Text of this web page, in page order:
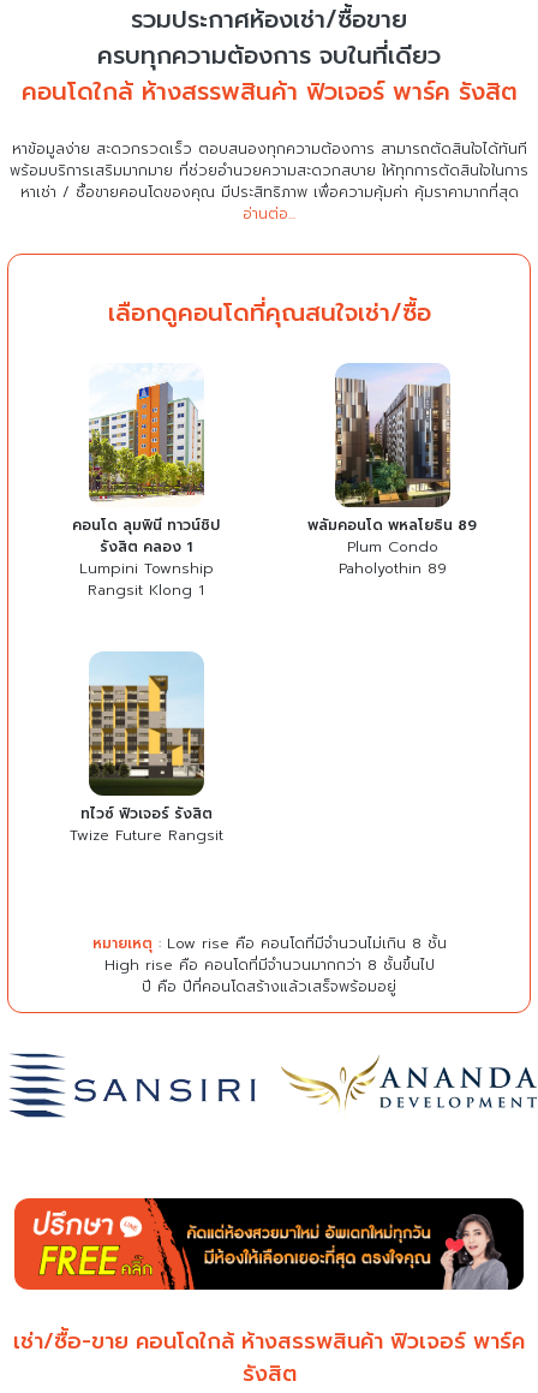
รวมประกาศห้องเช่า/ซื้อขาย
ครบทุกความต้องการ จบในที่เดียว
คอนโดใกล้ ห้างสรรพสินค้า ฟิวเจอร์ พาร์ค รังสิต
หาข้อมูลง่าย สะดวกรวดเร็ว ตอบสนองทุกความต้องการ สามารถตัดสินใจได้ทันที
พร้อมบริการเสริมมากมาย ที่ช่วยอำนวยความสะดวกสบาย ให้ทุกการตัดสินใจในการ
หาเช่า / ซื้อขายคอนโดของคุณ มีประสิทธิภาพ เพื่อความคุ้มค่า คุ้มราคามากที่สุด
อ่านต่อ...
เลือกดูคอนโดที่คุณสนใจเช่า/ซื้อ
คอนโด ลุมพินี ทาวน์ชิป
รังสิต คลอง 1
Lumpini Township
Rangsit Klong 1
พลัมคอนโด พหลโยธิน 89
Plum Condo
Paholyothin 89
ทไวซ์ ฟิวเจอร์ รังสิต
Twize Future Rangsit
หมายเหตุ : Low rise คือ คอนโดที่มีจำนวนไม่เกิน 8 ชั้น
High rise คือ คอนโดที่มีจำนวนมากกว่า 8 ชั้นขึ้นไป
ปี คือ ปีที่คอนโดสร้างแล้วเสร็จพร้อมอยู่
เช่า/ซื้อ-ขาย คอนโดใกล้ ห้างสรรพสินค้า ฟิวเจอร์ พาร์ค
รังสิต